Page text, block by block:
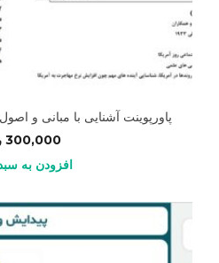
پاورپوینت آشنایی با مبانی و
300,000
افزودن به